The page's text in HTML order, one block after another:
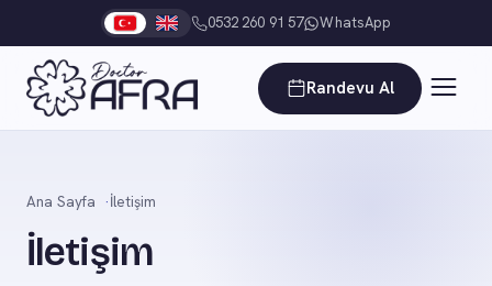
0532 260 91 57 WhatsApp
Randevu Al
Ana Sayfa İletişim
İletişim